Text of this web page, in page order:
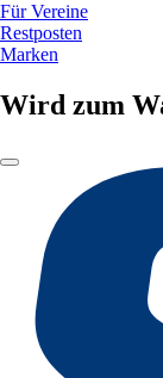
Für Vereine
Restposten
Marken
Wird zum